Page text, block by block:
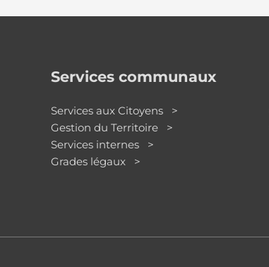
Services communaux
Services aux Citoyens >
Gestion du Territoire >
Services internes >
Grades légaux >